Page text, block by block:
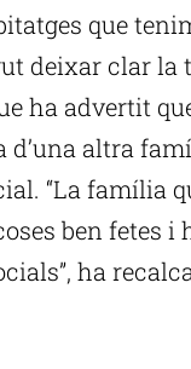
que
deixar clar
ha advertit
d’una altra
“La família
ben fetes i
ha